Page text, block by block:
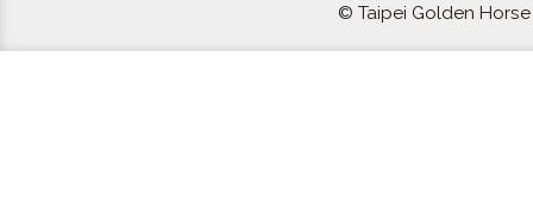
© Taipei Golden